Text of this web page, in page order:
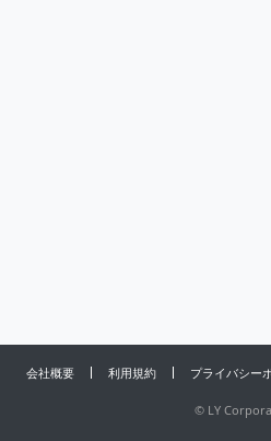
会社概要 利用規約 プライバシー
© LY